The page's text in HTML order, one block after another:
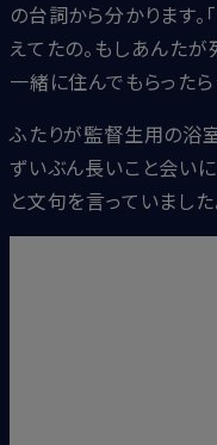
の台詞から分かります。
えてたの。もしあんたが
一緒に住んでもらったら
ふたりが監督生用の浴
ずいぶん長いこと会いに
と文句を言っていました